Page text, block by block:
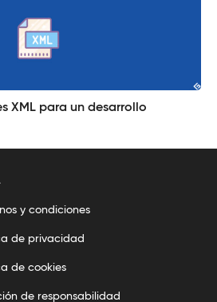
XML para un desarrollo
y condiciones
de privacidad
de cookies
de responsabilidad